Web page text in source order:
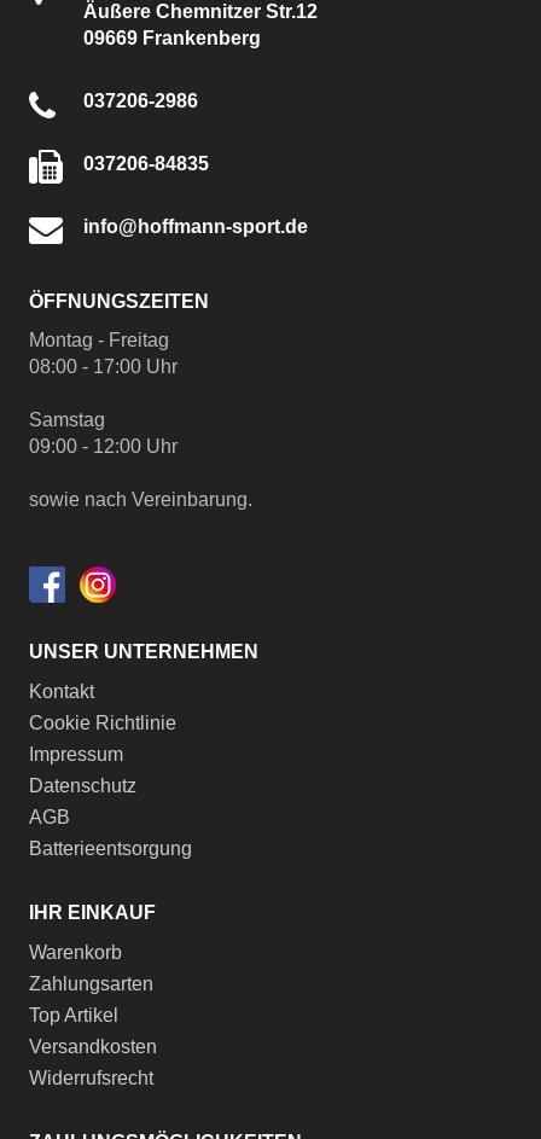
Äußere Chemnitzer Str.12
09669 Frankenberg
037206-2986
037206-84835
info@hoffmann-sport.de
ÖFFNUNGSZEITEN
Montag - Freitag
08:00 - 17:00 Uhr
Samstag
09:00 - 12:00 Uhr
sowie nach Vereinbarung.
UNSER UNTERNEHMEN
Kontakt
Cookie Richtlinie
Impressum
Datenschutz
AGB
Batterieentsorgung
IHR EINKAUF
Warenkorb
Zahlungsarten
Top Artikel
Versandkosten
Widerrufsrecht